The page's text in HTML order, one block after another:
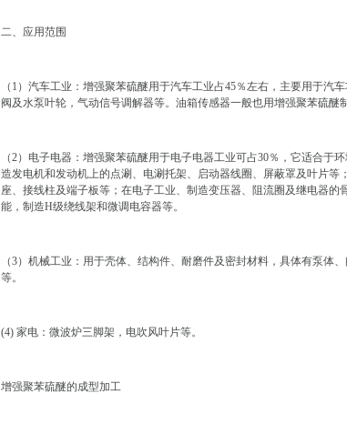
二、应用范围
（1）汽车工业：增强聚苯硫醚用于汽车工业占45％左右，主要用于汽
阀及水泵叶轮，气动信号调解器等。油箱传感器一般也用增强聚苯硫醚制
（2）电子电器：增强聚苯硫醚用于电子电器工业可占30％，它适合于
造发电机和发动机上的点涮、电涮托架、启动器线圈、屏蔽罩及叶片等
座、接线柱及端子板等；在电子工业、制造变压器、阻流圈及继电器的
能，制造H级绕线架和微调电容器等。
（3）机械工业：用于壳体、结构件、耐磨件及密封材料，具体有泵体
等。
(4) 家电：微波炉三脚架，电吹风叶片等。
增强聚苯硫醚的成型加工